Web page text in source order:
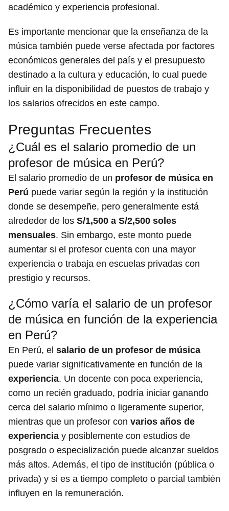
académico y experiencia profesional.
Es importante mencionar que la enseñanza de la
música también puede verse afectada por factores
económicos generales del país y el presupuesto
destinado a la cultura y educación, lo cual puede
influir en la disponibilidad de puestos de trabajo y
los salarios ofrecidos en este campo.
Preguntas Frecuentes
¿Cuál es el salario promedio de un
profesor de música en Perú?
El salario promedio de un profesor de música en
Perú puede variar según la región y la institución
donde se desempeñe, pero generalmente está
alrededor de los S/1,500 a S/2,500 soles
mensuales. Sin embargo, este monto puede
aumentar si el profesor cuenta con una mayor
experiencia o trabaja en escuelas privadas con
prestigio y recursos.
¿Cómo varía el salario de un profesor
de música en función de la experiencia
en Perú?
En Perú, el salario de un profesor de música
puede variar significativamente en función de la
experiencia. Un docente con poca experiencia,
como un recién graduado, podría iniciar ganando
cerca del salario mínimo o ligeramente superior,
mientras que un profesor con varios años de
experiencia y posiblemente con estudios de
posgrado o especialización puede alcanzar sueldos
más altos. Además, el tipo de institución (pública o
privada) y si es a tiempo completo o parcial también
influyen en la remuneración.